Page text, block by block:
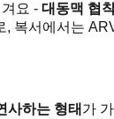
요 - 대동맥 협
복서에서는
사하는 형태 가